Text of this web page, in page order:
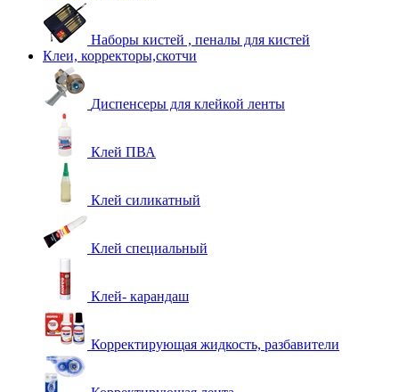
Наборы кистей , пеналы для кистей
Клеи, корректоры,скотчи
Диспенсеры для клейкой ленты
Клей ПВА
Клей силикатный
Клей специальный
Клей- карандаш
Корректирующая жидкость, разбавители